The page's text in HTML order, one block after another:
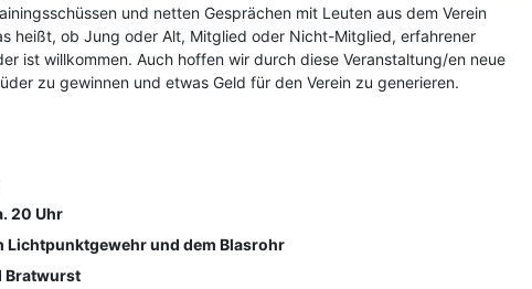
und netten Gesprächen mit Leuten aus dem Verein
heißt, ob Jung oder Alt, Mitglied oder Nicht-Mitglied, erfahrener
ist willkommen. Auch hoffen wir durch diese Veranstaltung/en neue
zu gewinnen und etwas Geld für den Verein zu generieren.
20 Uhr
Lichtpunktgewehr und dem Blasrohr
Bratwurst